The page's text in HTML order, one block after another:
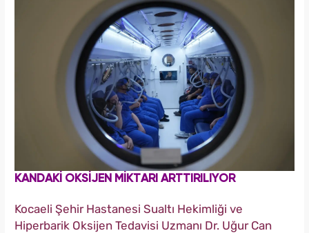
KANDAKİ OKSİJEN MİKTARI ARTTIRILIYOR
Kocaeli Şehir Hastanesi Sualtı Hekimliği ve
Hiperbarik Oksijen Tedavisi Uzmanı Dr. Uğur Can